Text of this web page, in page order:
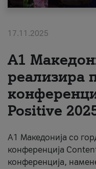
Надополни кредит
#ПодобарОнлајн
17.11.2025
А1
реализира
Positive
А1 Македонија со
конференција
конференција,